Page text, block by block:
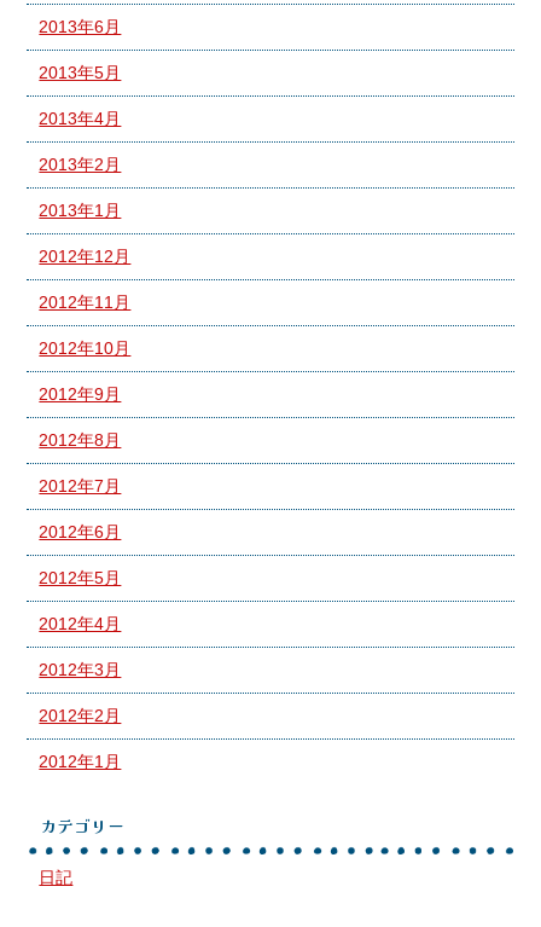
2013年6月
2013年5月
2013年4月
2013年2月
2013年1月
2012年12月
2012年11月
2012年10月
2012年9月
2012年8月
2012年7月
2012年6月
2012年5月
2012年4月
2012年3月
2012年2月
2012年1月
カテゴリー
日記